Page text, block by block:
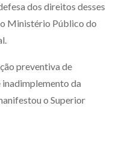
dos direitos desses
Ministério Público do
preventiva de
inadimplemento da
o Superior